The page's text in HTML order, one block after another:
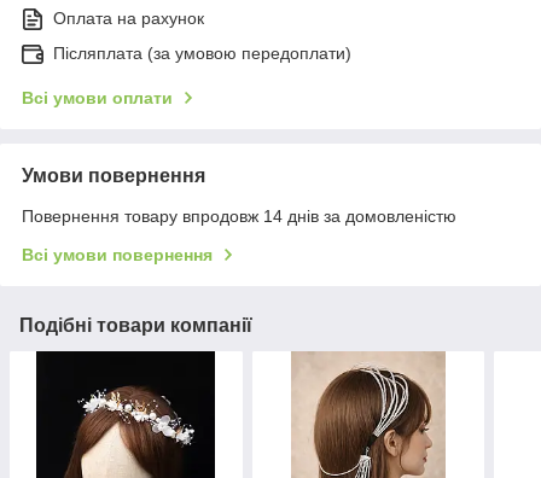
Оплата на рахунок
Післяплата (за умовою передоплати)
Всі умови оплати
Умови повернення
Повернення товару впродовж 14 днів за домовленістю
Всі умови повернення
Подібні товари компанії